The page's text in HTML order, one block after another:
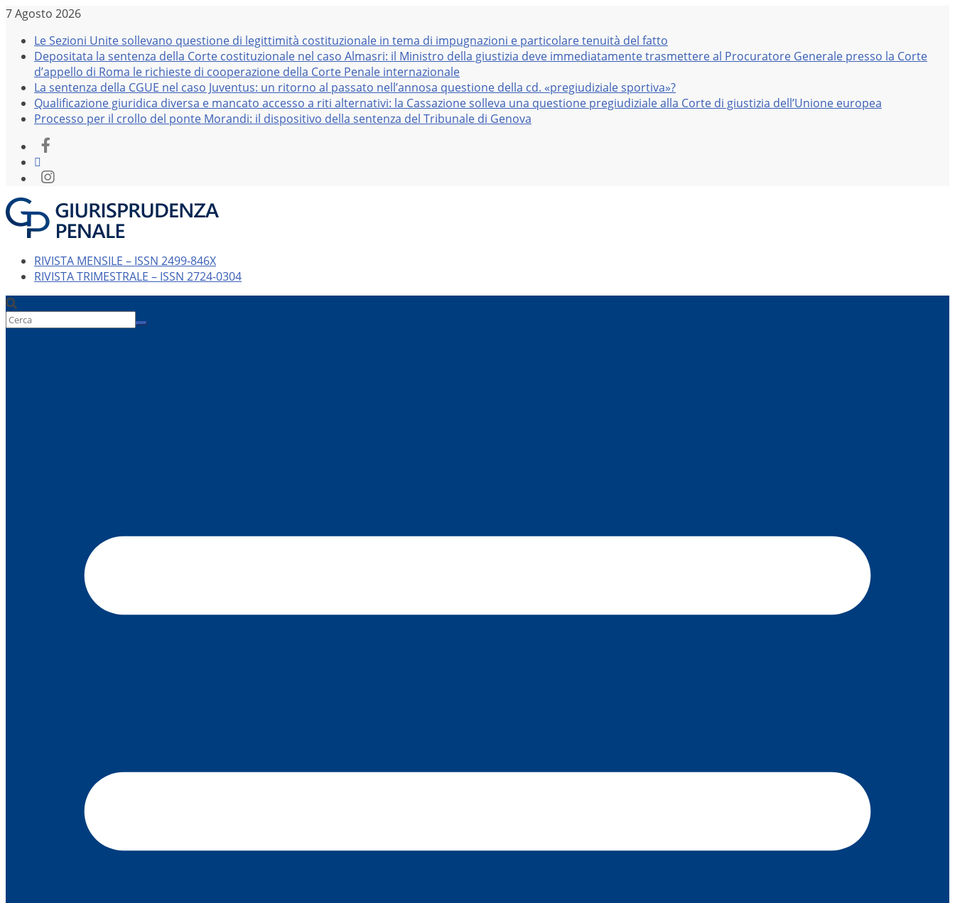
Salta
contenuto
7 Agosto 2026
Le Sezioni Unite sollevano questione di legittimità costituzionale in tema di impugnazioni e particolare tenuità del fatto
Depositata la sentenza della Corte costituzionale nel caso Almasri: il Ministro della giustizia deve immediatamente trasmettere al Procuratore Generale presso la Corte
d’appello di Roma le richieste di cooperazione della Corte Penale internazionale
La sentenza della CGUE nel caso Juventus: un ritorno al passato nell’annosa questione della cd. «pregiudiziale sportiva»?
Qualificazione giuridica diversa e mancato accesso a riti alternativi: la Cassazione solleva una questione pregiudiziale alla Corte di giustizia dell’Unione europea
Processo per il crollo del ponte Morandi: il dispositivo della sentenza del Tribunale di Genova
RIVISTA MENSILE – ISSN 2499-846X
RIVISTA TRIMESTRALE – ISSN 2724-0304